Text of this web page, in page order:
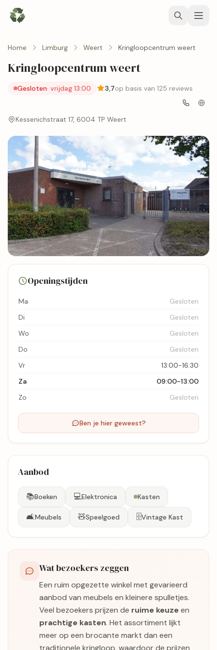
Home Limburg Weert Kringloopcentrum weert
Kringloopcentrum weert
Gesloten· vrijdag 13:00 3,7op basis van 125 reviews
Kessenichstraat 17, 6004 TP Weert
Bekijk kaart
Openingstijden
Ma
Gesloten
Di
Gesloten
Wo
Gesloten
Do
Gesloten
Vr
13:00-16:30
Za
09:00-13:00
Zo
Gesloten
Ben je hier geweest?
Aanbod
📚Boeken 💻Elektronica Kasten
🛋️Meubels 🧸Speelgoed 🗄️Vintage Kast
Wat bezoekers zeggen
Een ruim opgezette winkel met gevarieerd
aanbod van meubels en kleinere spulletjes.
Veel bezoekers prijzen de ruime keuzeen
prachtige kasten. Het assortiment lijkt
meer op een brocante markt dan een
traditionele kringloop, waardoor de prijzen